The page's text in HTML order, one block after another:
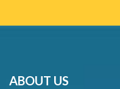
ABOUT US